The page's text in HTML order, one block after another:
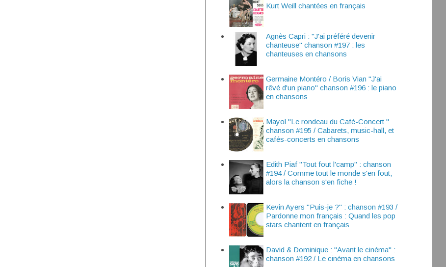
Kurt Weill chantées en français
Agnès Capri : "J'ai préféré devenir
chanteuse" chanson #197 : les
chanteuses en chansons
Germaine Montéro / Boris Vian "J'ai
rêvé d'un piano" chanson #196 : le piano
en chansons
Mayol "Le rondeau du Café-Concert "
chanson #195 / Cabarets, music-hall, et
cafés-concerts en chansons
Edith Piaf "Tout fout l'camp" : chanson
#194 / Comme tout le monde s'en fout,
alors la chanson s'en fiche !
Kevin Ayers "Puis-je ?" : chanson #193 /
Pardonne mon français : Quand les pop
stars chantent en français
David & Dominique : "Avant le cinéma" :
chanson #192 / Le cinéma en chansons